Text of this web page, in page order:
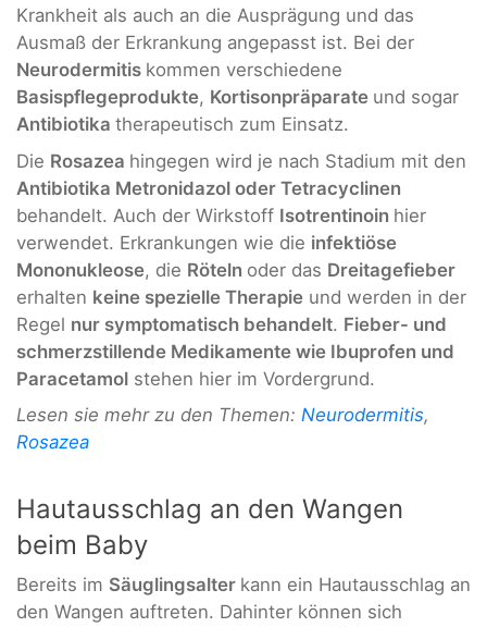
Krankheit als auch an die Ausprägung und das
Ausmaß der Erkrankung angepasst ist. Bei der
Neurodermitis kommen verschiedene
Basispflegeprodukte, Kortisonpräparate und sogar
Antibiotika therapeutisch zum Einsatz.
Die Rosazea hingegen wird je nach Stadium mit den
Antibiotika Metronidazol oder Tetracyclinen
behandelt. Auch der Wirkstoff Isotrentinoin hier
verwendet. Erkrankungen wie die infektiöse
Mononukleose, die Röteln oder das Dreitagefieber
erhalten keine spezielle Therapie und werden in der
Regel nur symptomatisch behandelt. Fieber- und
schmerzstillende Medikamente wie Ibuprofen und
Paracetamol stehen hier im Vordergrund.
Lesen sie mehr zu den Themen: Neurodermitis,
Rosazea
Hautausschlag an den Wangen
beim Baby
Bereits im Säuglingsalter kann ein Hautausschlag an
den Wangen auftreten. Dahinter können sich